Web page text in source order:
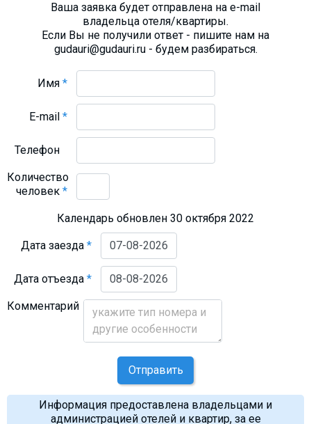
Ваша заявка будет отправлена на e-mail
владельца отеля/квартиры.
Если Вы не получили ответ - пишите нам на
gudauri@gudauri.ru - будем разбираться.
Имя*
E-mail*
Телефон
Количество
человек*
Календарь обновлен 30 октября 2022
Дата заезда*
Дата отъезда*
Комментарий
Отправить
Информация предоставлена владельцами и
администрацией отелей и квартир, за ее